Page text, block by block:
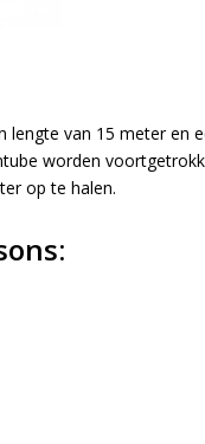
van 15 meter en
worden
op te halen.